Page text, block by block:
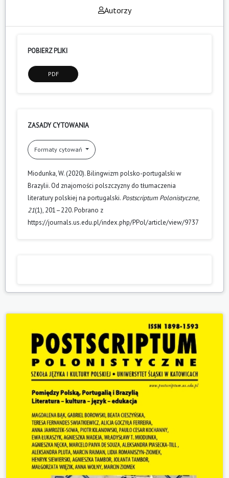
Autorzy
POBIERZ PLIKI
PDF
ZASADY CYTOWANIA
Formaty cytowań
Miodunka, W. (2020). Bilingwizm polsko-portugalski w
Brazylii. Od znajomości polszczyzny do tłumaczenia
literatury polskiej na portugalski. Postscriptum Polonistyczne,
21(1), 201–220. Pobrano z
https://journals.us.edu.pl/index.php/PPol/article/view/9737